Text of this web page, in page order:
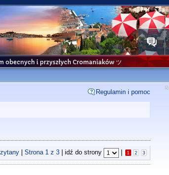
i przyszłych Cromaniaków ツ
Regulamin i pomoc
| Strona 1z 3| idź do strony 1 2 3